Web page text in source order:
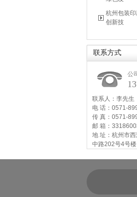
杭州包装
创新技
联系方式
公
联系人：李先生
电 话：0571-
传 真：0571-
邮 箱：
地 址：杭州市
中路202号4号楼